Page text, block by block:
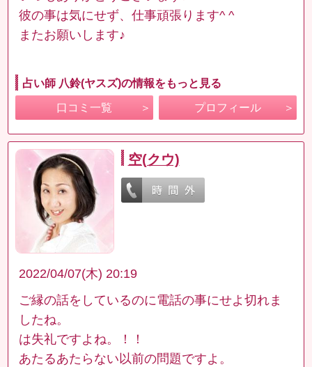
彼の事は気にせず、仕事頑張ります^ ^
またお願いします♪
占い師 八鈴(ヤスズ)の情報をもっと見る
口コミ一覧 プロフィール
空(クウ)
2022/04/07(木) 20:19
ご縁の話をしているのに電話の事にせよ切れま
したね。
は失礼ですよね。！！
あたるあたらない以前の問題ですよ。